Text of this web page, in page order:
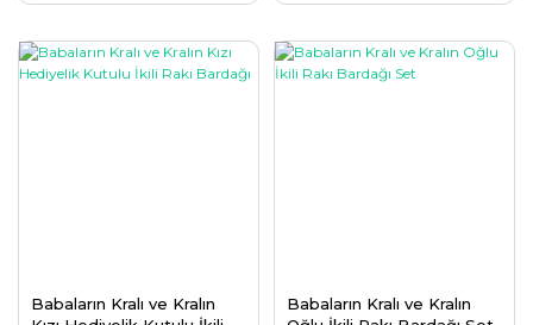
Babaların Kralı ve Kralın
Babaların Kralı ve Kralın